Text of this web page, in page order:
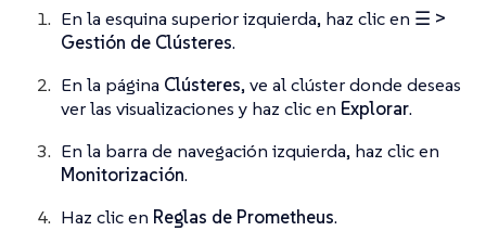
En la esquina superior izquierda, haz clic en ☰ >
Gestión de Clústeres.
En la página Clústeres, ve al clúster donde deseas
ver las visualizaciones y haz clic en Explorar.
En la barra de navegación izquierda, haz clic en
Monitorización.
Haz clic en Reglas de Prometheus.